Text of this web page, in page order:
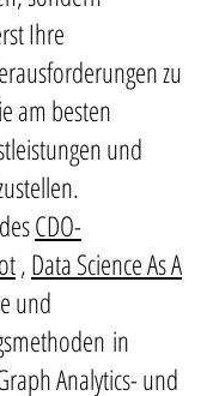
Ihre
zu
am besten
und
CDO-
,Data Science As A
und
in
Analytics- und